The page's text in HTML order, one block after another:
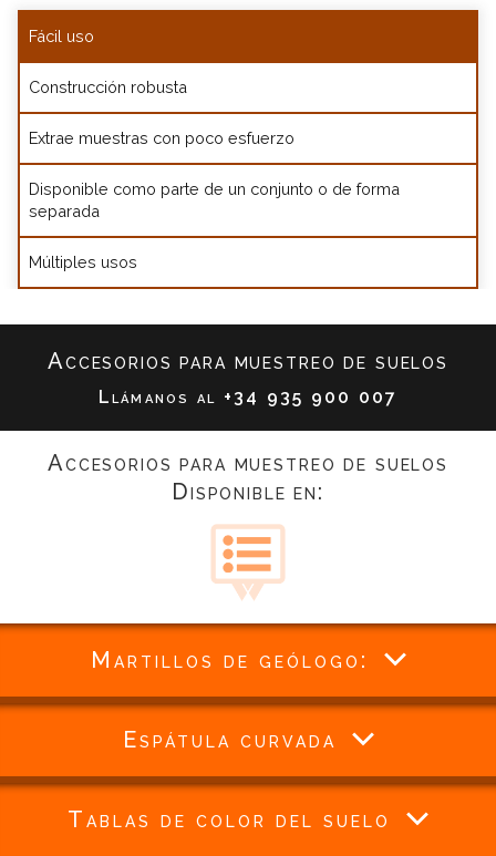
Fácil uso
Construcción robusta
Extrae muestras con poco esfuerzo
Disponible como parte de un conjunto o de forma
separada
Múltiples usos
Accesorios para muestreo de suelos
Llámanos al +34 935 900 007
Accesorios para muestreo de suelos
Disponible en:
Martillos de geólogo:
Espátula curvada
Tablas de color del suelo